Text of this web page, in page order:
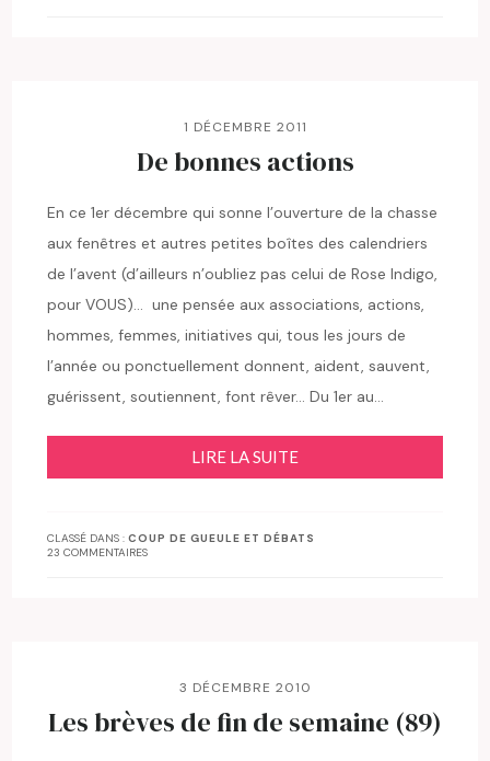
1 DÉCEMBRE 2011
De bonnes actions
En ce 1er décembre qui sonne l’ouverture de la chasse
aux fenêtres et autres petites boîtes des calendriers
de l’avent (d’ailleurs n’oubliez pas celui de Rose Indigo,
pour VOUS)… une pensée aux associations, actions,
hommes, femmes, initiatives qui, tous les jours de
l’année ou ponctuellement donnent, aident, sauvent,
guérissent, soutiennent, font rêver… Du 1er au…
LIRE LA SUITE
CLASSÉ DANS :COUP DE GUEULE ET DÉBATS
23 COMMENTAIRES
3 DÉCEMBRE 2010
Les brèves de fin de semaine (89)